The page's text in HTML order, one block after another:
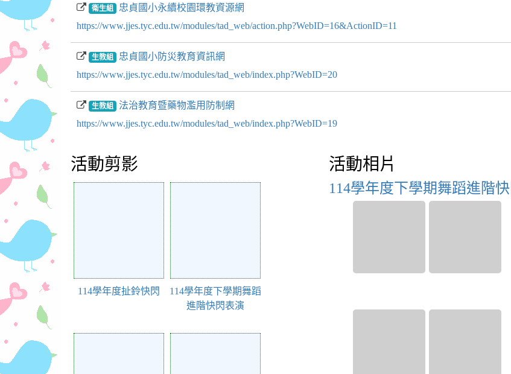
衛生組
忠貞國小永續校園環教資源網
https://www.jjes.tyc.edu.tw/modules/tad_web/action.php?WebID=16&ActionID=11
生教組
忠貞國小防災教育資訊網
https://www.jjes.tyc.edu.tw/modules/tad_web/index.php?WebID=20
生教組
法治教育暨藥物濫用防制網
https://www.jjes.tyc.edu.tw/modules/tad_web/index.php?WebID=19
活動剪影
114學年度扯鈴快閃
114學年度下學期舞蹈
進階快閃表演
活動相片
114學年度下學期舞蹈進階